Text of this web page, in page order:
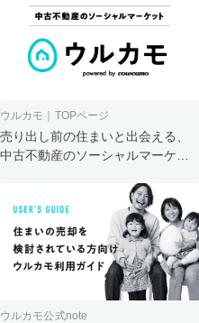
ウルカモ｜TOPページ
売り出し前の住まいと出会える、
中古不動産のソーシャルマーケッ
ウルカモ公式note